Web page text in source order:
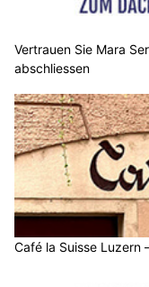
Vertrauen Sie Mara
abschliessen
Café la Suisse Luzern